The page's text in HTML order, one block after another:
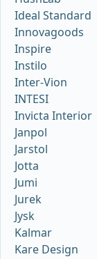
Ideal Standard
Innovagoods
Inspire
Instilo
Inter-Vion
INTESI
Invicta Interior
Janpol
Jarstol
Jotta
Jumi
Jurek
Jysk
Kalmar
Kare Design